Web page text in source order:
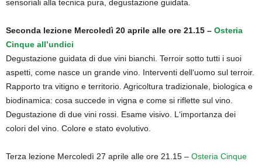
sensoriali alla tecnica pura, degustazione guidata.
Seconda lezione Mercoledì 20 aprile alle ore 21.15 – Osteria
Cinque all’undici
Degustazione guidata di due vini bianchi. Terroir sotto tutti i suoi
aspetti, come nasce un grande vino. Interventi dell‘uomo sul terroir.
Rapporto tra vitigno e territorio. Agricoltura tradizionale, biologica e
biodinamica: cosa succede in vigna e come si riflette sul vino.
Degustazione di due vini rossi. Esame visivo. L‘importanza dei
colori del vino. Colore e stato evolutivo.
Terza lezione Mercoledì 27 aprile alle ore 21.15 – Osteria Cinque